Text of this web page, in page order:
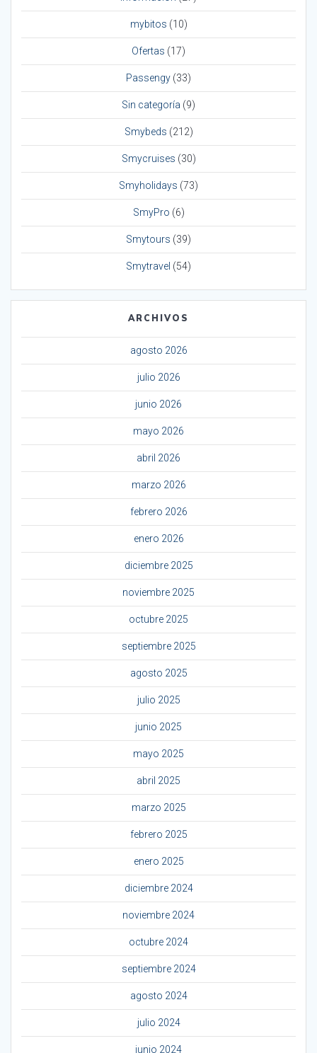
mybitos (10)
Ofertas (17)
Passengy (33)
Sin categoría (9)
Smybeds (212)
Smycruises (30)
Smyholidays (73)
SmyPro (6)
Smytours (39)
Smytravel (54)
ARCHIVOS
agosto 2026
julio 2026
junio 2026
mayo 2026
abril 2026
marzo 2026
febrero 2026
enero 2026
diciembre 2025
noviembre 2025
octubre 2025
septiembre 2025
agosto 2025
julio 2025
junio 2025
mayo 2025
abril 2025
marzo 2025
febrero 2025
enero 2025
diciembre 2024
noviembre 2024
octubre 2024
septiembre 2024
agosto 2024
julio 2024
junio 2024